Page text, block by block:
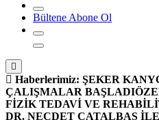
Bültene Abone Ol
Haberlerimiz: ŞEKER
ÇALIŞMALAR BAŞLADI
FİZİK TEDAVİ VE
DR. NECDET ÇATALBAŞ